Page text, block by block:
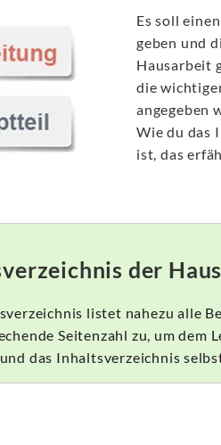
Es soll
geben und
Hausarbeit
die
angegeben
Wie du das
ist, das
der
listet nahezu alle
Seitenzahl zu, um dem
das Inhaltsverzeichnis